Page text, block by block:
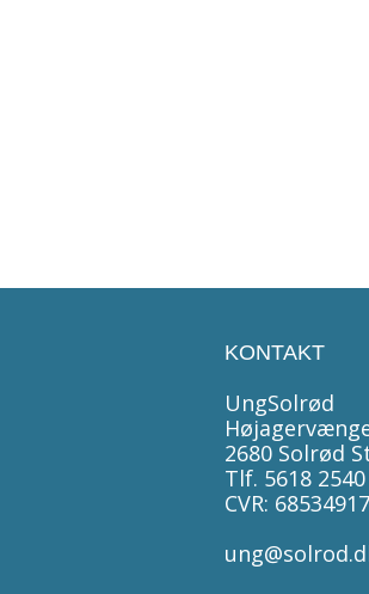
KONTAKT
UngSolrød
2680 Solrød
Tlf. 5618 2540
CVR: 68534917